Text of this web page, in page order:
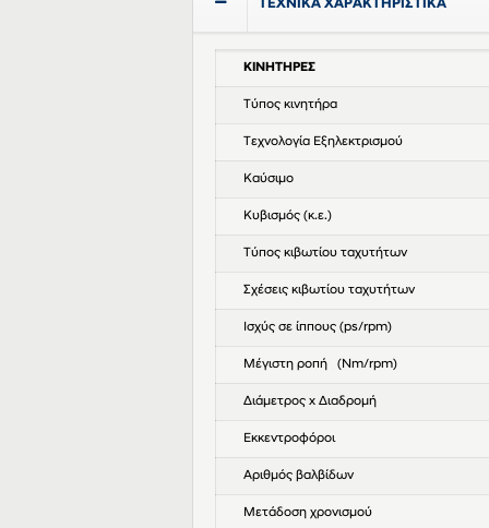
ΤΕΧΝΙΚΑ ΧΑΡΑΚΤΗΡΙΣΤΙΚΑ
ΚΙΝΗΤΗΡΕΣ
Τύπος κινητήρα
Τεχνολογία Εξηλεκτρισμού
Καύσιμο
Κυβισμός (κ.ε.)
Τύπος κιβωτίου ταχυτήτων
Σχέσεις κιβωτίου ταχυτήτων
Ισχύς σε ίππους (ps/rpm)
Μέγιστη ροπή (Nm/rpm)
Διάμετρος x Διαδρομή
Εκκεντροφόροι
Αριθμός βαλβίδων
Μετάδοση χρονισμού